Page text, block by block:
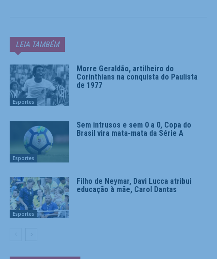
LEIA TAMBÉM
Esportes
Morre Geraldão, artilheiro do
Corinthians na conquista do Paulista
de 1977
Esportes
Sem intrusos e sem 0 a 0, Copa do
Brasil vira mata-mata da Série A
Esportes
Filho de Neymar, Davi Lucca atribui
educação à mãe, Carol Dantas